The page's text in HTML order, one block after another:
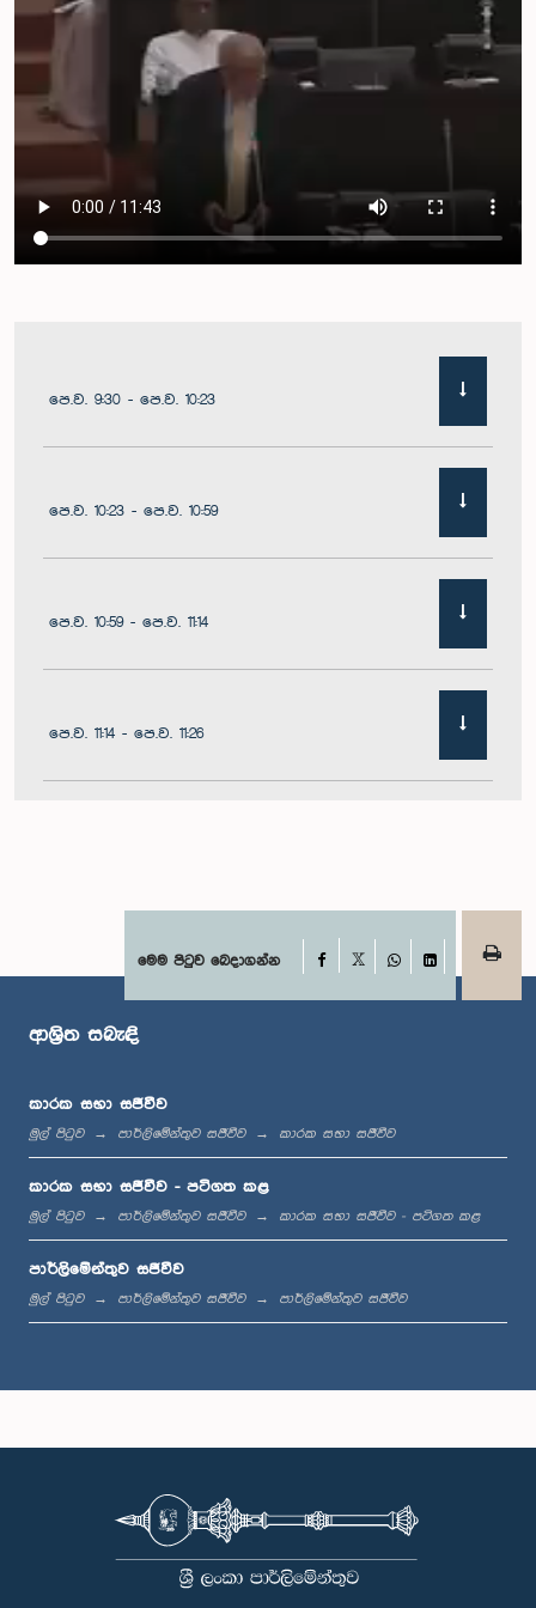
පෙ.ව. 9:30 - පෙ.ව. 10:23
පෙ.ව. 10:23 - පෙ.ව. 10:59
පෙ.ව. 10:59 - පෙ.ව. 11:14
පෙ.ව. 11:14 - පෙ.ව. 11:26
පෙ.ව. 11:38 - පෙ.ව. 11:48
පෙ.ව. 11:59 - ප.ව. 12:16
ප.ව. 12:16 - ප.ව. 12:24
ප.ව. 1:00 - ප.ව. 1:09
මෙම පිටුව බෙදාගන්න Facebook
WhatsApp
LinkedIn
ආශ්‍රිත සබැඳි
කාරක සභා සජීවීව
මුල් පිටුව පාර්ලිමේන්තුව සජීවීව කාරක සභා සජීවීව
කාරක සභා සජීවීව - පටිගත කළ
මුල් පිටුව පාර්ලිමේන්තුව සජීවීව කාරක සභා සජීවීව - පටිගත කළ
පාර්ලිමේන්තුව සජීවීව
මුල් පිටුව පාර්ලිමේන්තුව සජීවීව පාර්ලිමේන්තුව සජීවීව